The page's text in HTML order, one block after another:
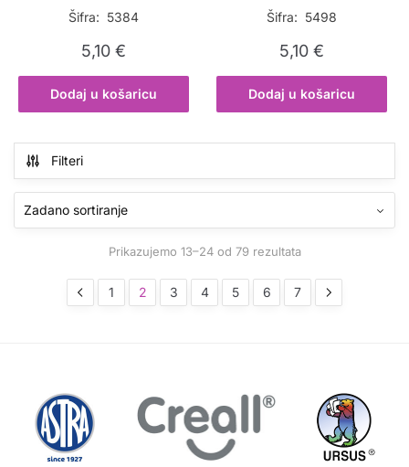
Šifra: 5384
5,10€
Dodaj u košaricu
Šifra: 5498
5,10€
Dodaj u košaricu
Filteri
Prikazujemo 13–24 od 79 rezultata
1 2 3 4 5 6 7